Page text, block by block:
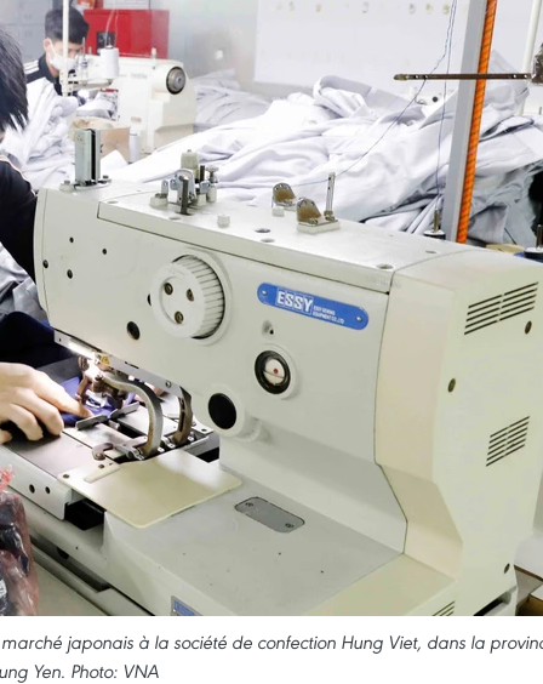
japonais à la société de confection Hung Viet, dans la
Yen. Photo: VNA